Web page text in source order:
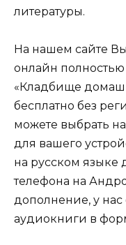
литературы.
На нашем сайте
онлайн
«Кладбище
бесплатно без
можете выбрать
для вашего
на русском языке
телефона на
дополнение, у нас
аудиокниги в